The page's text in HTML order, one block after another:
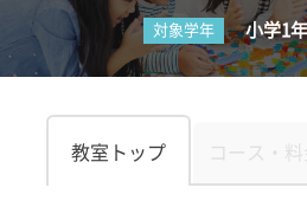
対象学年 小学1
教室トップ コース・料